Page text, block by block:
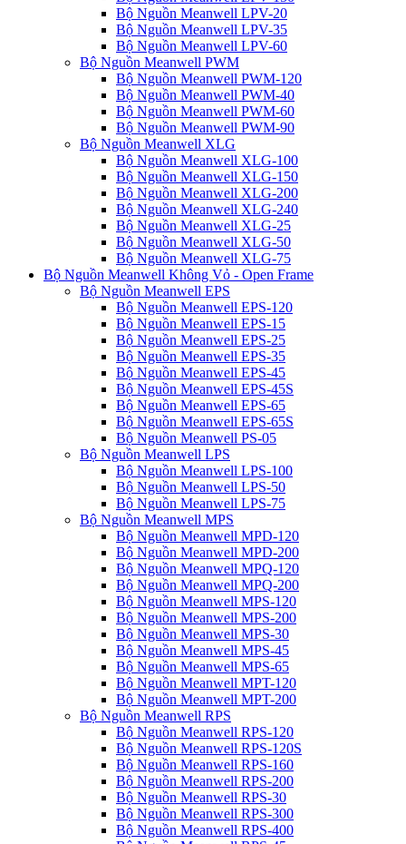
Bộ Nguồn Meanwell LPV-20
Bộ Nguồn Meanwell LPV-35
Bộ Nguồn Meanwell LPV-60
Bộ Nguồn Meanwell PWM
Bộ Nguồn Meanwell PWM-120
Bộ Nguồn Meanwell PWM-40
Bộ Nguồn Meanwell PWM-60
Bộ Nguồn Meanwell PWM-90
Bộ Nguồn Meanwell XLG
Bộ Nguồn Meanwell XLG-100
Bộ Nguồn Meanwell XLG-150
Bộ Nguồn Meanwell XLG-200
Bộ Nguồn Meanwell XLG-240
Bộ Nguồn Meanwell XLG-25
Bộ Nguồn Meanwell XLG-50
Bộ Nguồn Meanwell XLG-75
Bộ Nguồn Meanwell Không Vỏ - Open Frame
Bộ Nguồn Meanwell EPS
Bộ Nguồn Meanwell EPS-120
Bộ Nguồn Meanwell EPS-15
Bộ Nguồn Meanwell EPS-25
Bộ Nguồn Meanwell EPS-35
Bộ Nguồn Meanwell EPS-45
Bộ Nguồn Meanwell EPS-45S
Bộ Nguồn Meanwell EPS-65
Bộ Nguồn Meanwell EPS-65S
Bộ Nguồn Meanwell PS-05
Bộ Nguồn Meanwell LPS
Bộ Nguồn Meanwell LPS-100
Bộ Nguồn Meanwell LPS-50
Bộ Nguồn Meanwell LPS-75
Bộ Nguồn Meanwell MPS
Bộ Nguồn Meanwell MPD-120
Bộ Nguồn Meanwell MPD-200
Bộ Nguồn Meanwell MPQ-120
Bộ Nguồn Meanwell MPQ-200
Bộ Nguồn Meanwell MPS-120
Bộ Nguồn Meanwell MPS-200
Bộ Nguồn Meanwell MPS-30
Bộ Nguồn Meanwell MPS-45
Bộ Nguồn Meanwell MPS-65
Bộ Nguồn Meanwell MPT-120
Bộ Nguồn Meanwell MPT-200
Bộ Nguồn Meanwell RPS
Bộ Nguồn Meanwell RPS-120
Bộ Nguồn Meanwell RPS-120S
Bộ Nguồn Meanwell RPS-160
Bộ Nguồn Meanwell RPS-200
Bộ Nguồn Meanwell RPS-30
Bộ Nguồn Meanwell RPS-300
Bộ Nguồn Meanwell RPS-400